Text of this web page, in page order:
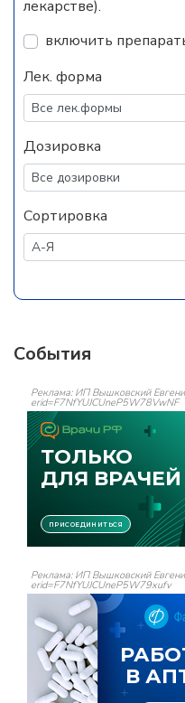
лекарстве).
включить
Лек. форма
Дозировка
Сортировка
События
Реклама: ИП Вышковский
erid=F7NfYUJCUneP5W78VwNF
Реклама: ИП Вышковский
erid=F7NfYUJCUneP5W79xufv